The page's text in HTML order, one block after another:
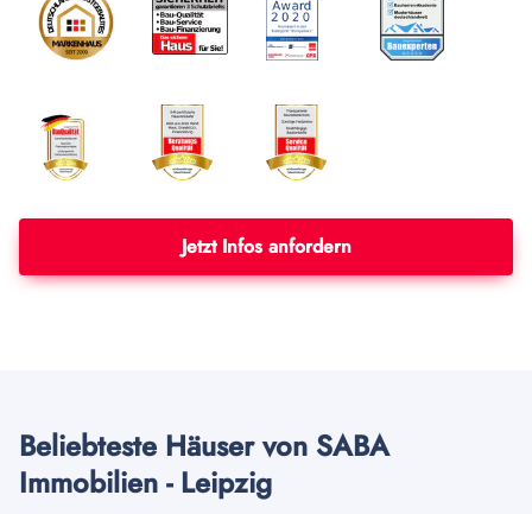
Jetzt Infos anfordern
Beliebteste Häuser von SABA
Immobilien - Leipzig